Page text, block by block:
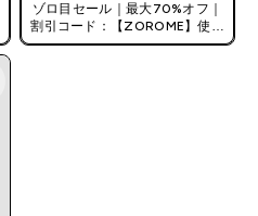
ゾロ目セール｜最大70%オフ｜
割引コード：【ZOROME】使用
で追加10%オフ！